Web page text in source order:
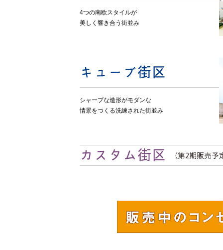
4つの南欧スタイルが
美しく響き合う街並み
シャープな造形がモダンな
情景をつくる洗練された街並み